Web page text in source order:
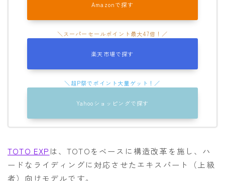
Amazonで探す
楽天市場で探す
Yahooショッピングで探す
TOTO EXP は、TOTOをベースに構造改革を施し、ハ
ードなライディングに対応させたエキスパート（上級
者）向けモデルです。